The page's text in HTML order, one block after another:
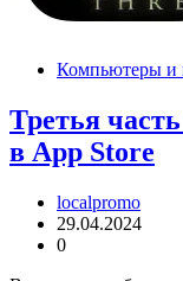
Компьютеры и
Третья
в App Store
localpromo
29.04.2024
0